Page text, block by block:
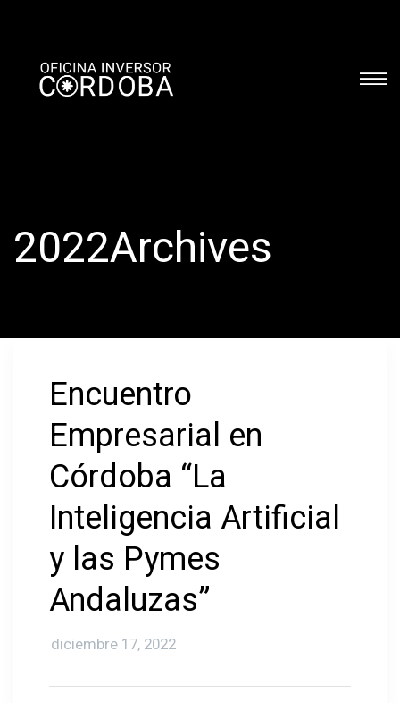
2022Archives
Encuentro
Empresarial en
Córdoba “La
Inteligencia Artificial
y las Pymes
Andaluzas”
diciembre 17, 2022